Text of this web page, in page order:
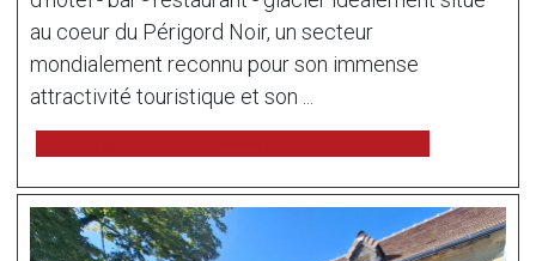
au coeur du Périgord Noir, un secteur
mondialement reconnu pour son immense
attractivité touristique et son ...